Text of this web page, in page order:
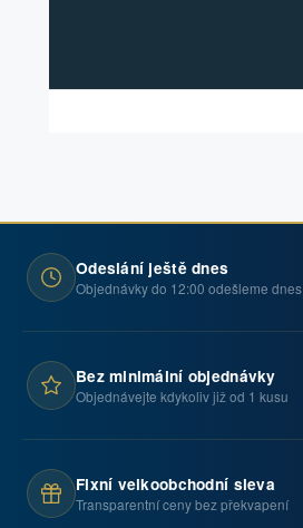
Odeslání ještě dnes
Objednávky do 12:00 odešleme dnes
Bez minimální objednávky
Objednávejte kdykoliv již od 1 kusu
Fixní velkoobchodní sleva
Transparentní ceny bez překvapení